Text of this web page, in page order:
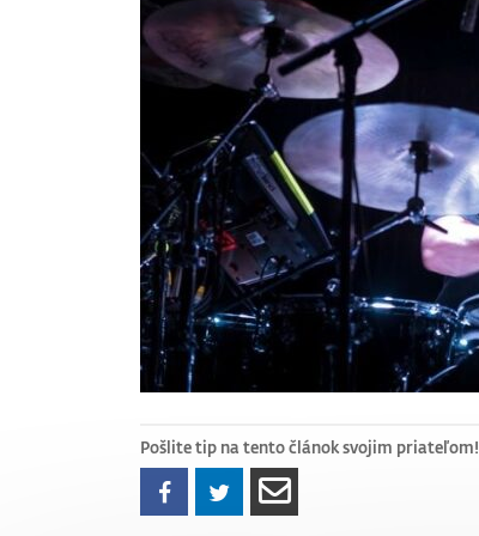
Pošlite tip na tento článok svojim priateľom!